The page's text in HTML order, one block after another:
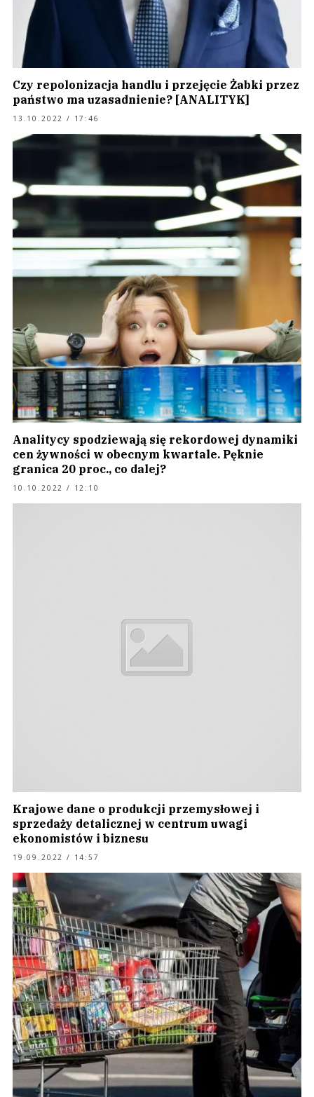
Czy repolonizacja handlu i przejęcie Żabki przez
państwo ma uzasadnienie? [ANALITYK]
13.10.2022 / 17:46
Analitycy spodziewają się rekordowej dynamiki
cen żywności w obecnym kwartale. Pęknie
granica 20 proc., co dalej?
10.10.2022 / 12:10
Krajowe dane o produkcji przemysłowej i
sprzedaży detalicznej w centrum uwagi
ekonomistów i biznesu
19.09.2022 / 14:57